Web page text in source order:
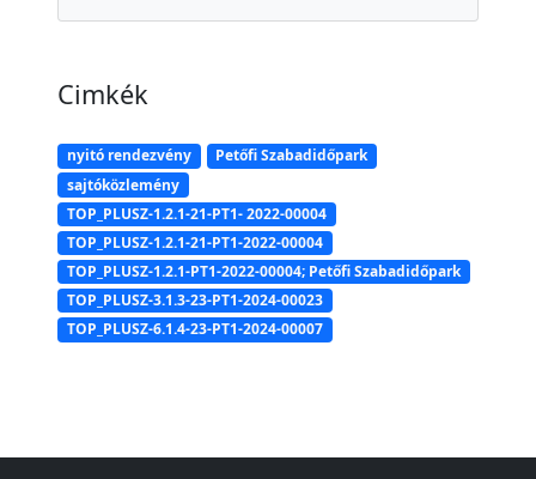
Cimkék
nyitó rendezvény
Petőfi Szabadidőpark
sajtóközlemény
TOP_PLUSZ-1.2.1-21-PT1- 2022-00004
TOP_PLUSZ-1.2.1-21-PT1-2022-00004
TOP_PLUSZ-1.2.1-PT1-2022-00004; Petőfi Szabadidőpark
TOP_PLUSZ-3.1.3-23-PT1-2024-00023
TOP_PLUSZ-6.1.4-23-PT1-2024-00007